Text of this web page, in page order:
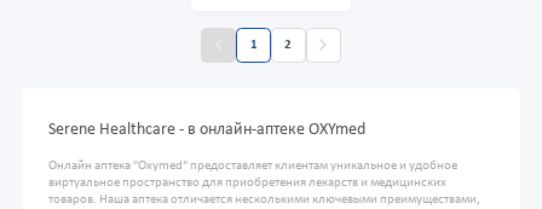
1 2
Serene Healthcare - в онлайн-аптеке OXYmed
Онлайн аптека "Oxymed" предоставляет клиентам уникальное и удобное
виртуальное пространство для приобретения лекарств и медицинских
товаров. Наша аптека отличается несколькими ключевыми преимуществами,